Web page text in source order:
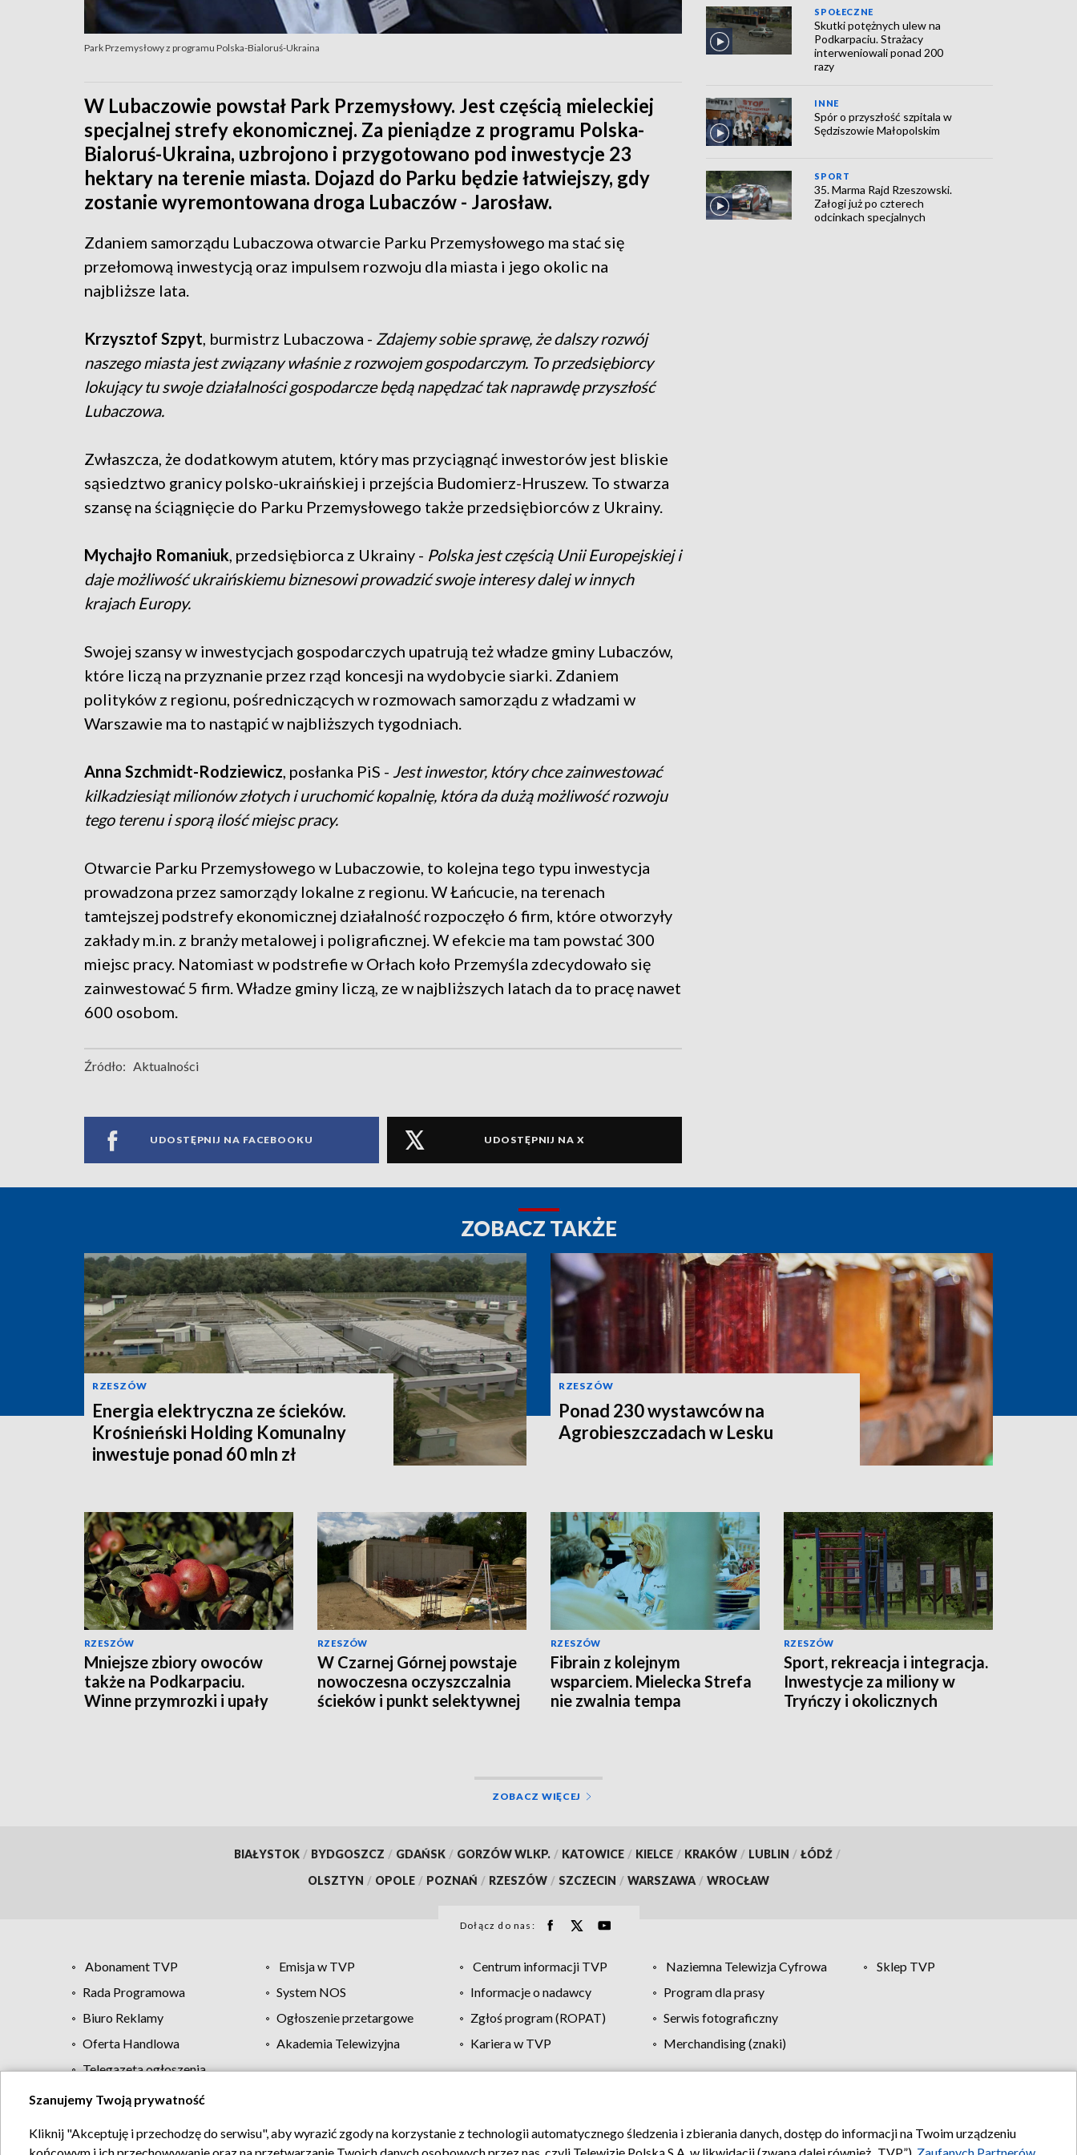
Park Przemysłowy z programu Polska-Bialoruś-Ukraina
W Lubaczowie powstał Park Przemysłowy. Jest częścią mieleckiej
specjalnej strefy ekonomicznej. Za pieniądze z programu Polska-
Bialoruś-Ukraina, uzbrojono i przygotowano pod inwestycje 23
hektary na terenie miasta. Dojazd do Parku będzie łatwiejszy, gdy
zostanie wyremontowana droga Lubaczów - Jarosław.
Zdaniem samorządu Lubaczowa otwarcie Parku Przemysłowego ma stać się
przełomową inwestycją oraz impulsem rozwoju dla miasta i jego okolic na
najbliższe lata.
Krzysztof Szpyt , burmistrz Lubaczowa - Zdajemy sobie sprawę, że dalszy rozwój
naszego miasta jest związany właśnie z rozwojem gospodarczym. To przedsiębiorcy
lokujący tu swoje działalności gospodarcze będą napędzać tak naprawdę przyszłość
Lubaczowa.
Zwłaszcza, że dodatkowym atutem, który mas przyciągnąć inwestorów jest bliskie
sąsiedztwo granicy polsko-ukraińskiej i przejścia Budomierz-Hruszew. To stwarza
szansę na ściągnięcie do Parku Przemysłowego także przedsiębiorców z Ukrainy.
Mychajło Romaniuk , przedsiębiorca z Ukrainy - Polska jest częścią Unii Europejskiej i
daje możliwość ukraińskiemu biznesowi prowadzić swoje interesy dalej w innych
krajach Europy.
Swojej szansy w inwestycjach gospodarczych upatrują też władze gminy Lubaczów,
które liczą na przyznanie przez rząd koncesji na wydobycie siarki. Zdaniem
polityków z regionu, pośredniczących w rozmowach samorządu z władzami w
Warszawie ma to nastąpić w najbliższych tygodniach.
Anna Szchmidt-Rodziewicz , posłanka PiS - Jest inwestor, który chce zainwestować
kilkadziesiąt milionów złotych i uruchomić kopalnię, która da dużą możliwość rozwoju
tego terenu i sporą ilość miejsc pracy.
Otwarcie Parku Przemysłowego w Lubaczowie, to kolejna tego typu inwestycja
prowadzona przez samorządy lokalne z regionu. W Łańcucie, na terenach
tamtejszej podstrefy ekonomicznej działalność rozpoczęło 6 firm, które otworzyły
zakłady m.in. z branży metalowej i poligraficznej. W efekcie ma tam powstać 300
miejsc pracy. Natomiast w podstrefie w Orłach koło Przemyśla zdecydowało się
zainwestować 5 firm. Władze gminy liczą, ze w najbliższych latach da to pracę nawet
600 osobom.
Źródło: Aktualności
UDOSTĘPNIJ NA FACEBOOKU UDOSTĘPNIJ NA X
SPOŁECZNE
Skutki potężnych ulew na
Podkarpaciu. Strażacy
interweniowali ponad 200
razy
INNE
Spór o przyszłość szpitala w
Sędziszowie Małopolskim
SPORT
35. Marma Rajd Rzeszowski.
Załogi już po czterech
odcinkach specjalnych
ZOBACZ TAKŻE
RZESZÓW
Energia elektryczna ze ścieków.
Krośnieński Holding Komunalny
inwestuje ponad 60 mln zł
RZESZÓW
Ponad 230 wystawców na
Agrobieszczadach w Lesku
RZESZÓW
Mniejsze zbiory owoców
także na Podkarpaciu.
Winne przymrozki i upały
RZESZÓW
W Czarnej Górnej powstaje
nowoczesna oczyszczalnia
ścieków i punkt selektywnej
RZESZÓW
Fibrain z kolejnym
wsparciem. Mielecka Strefa
nie zwalnia tempa
RZESZÓW
Sport, rekreacja i integracja.
Inwestycje za miliony w
Tryńczy i okolicznych
ZOBACZ WIĘCEJ
BIAŁYSTOK / BYDGOSZCZ / GDAŃSK / GORZÓW WLKP. / KATOWICE / KIELCE / KRAKÓW / LUBLIN / ŁÓDŹ /
OLSZTYN / OPOLE / POZNAŃ / RZESZÓW / SZCZECIN / WARSZAWA / WROCŁAW
Dołącz do nas:
Abonament TVP Emisja w TVP Centrum informacji TVP Naziemna Telewizja Cyfrowa
Sklep TVP
Rada Programowa
System NOS Informacje o nadawcy
Program dla prasy
Biuro Reklamy
Ogłoszenie przetargowe Zgłoś program (ROPAT)
Serwis fotograficzny
Oferta Handlowa
Akademia Telewizyjna Kariera w TVP
Merchandising (znaki)
Telegazeta ogłoszenia
Regulamin TVP Polityka prywatności Moje zgody Pomoc Biuro reklamy Kontakt
Szanujemy Twoją prywatność
Kliknij "Akceptuję i przechodzę do serwisu", aby wyrazić zgody na korzystanie z technologii automatycznego śledzenia i zbierania danych, dostęp do informacji na Twoim urządzeniu